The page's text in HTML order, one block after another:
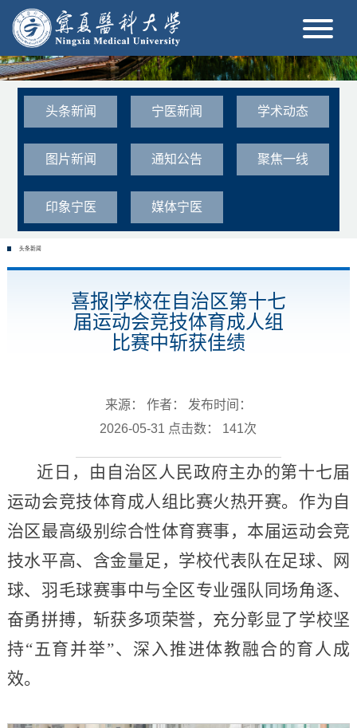
头条新闻 宁医新闻 学术动态
图片新闻 通知公告 聚焦一线
印象宁医 媒体宁医
头条新闻
喜报|学校在自治区第十七
届运动会竞技体育成人组
比赛中斩获佳绩
来源： 作者： 发布时间：
2026-05-31 点击数： 141次
近日，由自治区人民政府主办的第十七届
运动会竞技体育成人组比赛火热开赛。作为自
治区最高级别综合性体育赛事，本届运动会竞
技水平高、含金量足，学校代表队在足球、网
球、羽毛球赛事中与全区专业强队同场角逐、
奋勇拼搏，斩获多项荣誉，充分彰显了学校坚
持“五育并举”、深入推进体教融合的育人成
效。